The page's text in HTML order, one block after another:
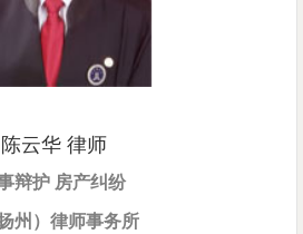
陈云华 律师
辩护 房产纠纷
州）律师事务所